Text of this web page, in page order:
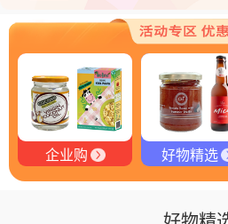
逅
探秘塞尔维亚黑松露：
品味卓越，OE 中欧有
品味拉克索威斯威士忌
企业购 好物精选